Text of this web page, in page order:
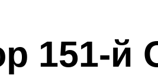
151-й